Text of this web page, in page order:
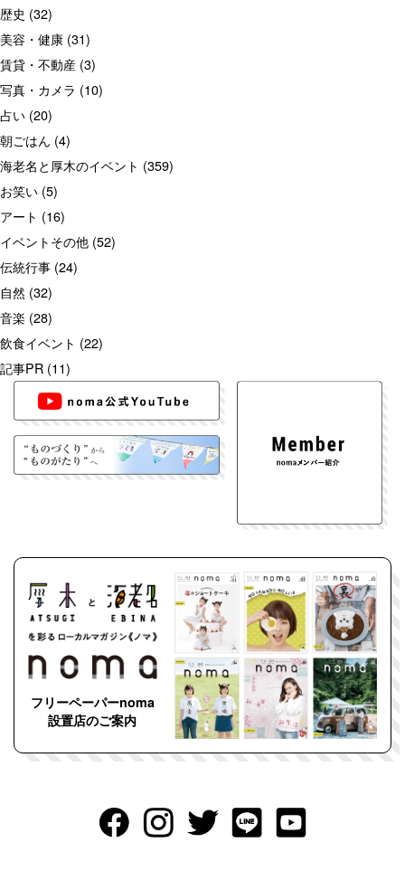
歴史 (32)
美容・健康 (31)
賃貸・不動産 (3)
写真・カメラ (10)
占い (20)
朝ごはん (4)
海老名と厚木のイベント (359)
お笑い (5)
アート (16)
イベントその他 (52)
伝統行事 (24)
自然 (32)
音楽 (28)
飲食イベント (22)
記事PR (11)
フリーペーパーnoma
設置店のご案内